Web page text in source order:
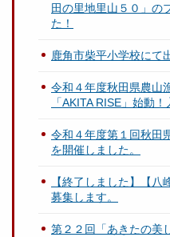
田の里地里山５０」の
た！
鹿角市柴平小学校にて
令和４年度秋田県農山
「AKITA RISE」始動
令和４年度第１回秋田
を開催しました。
【終了しました】【
募集します。
第２２回「あきたの美